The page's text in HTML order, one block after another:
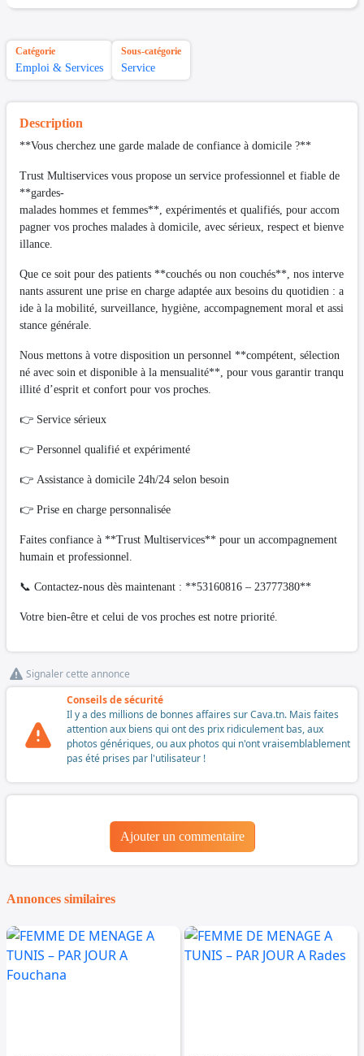
Catégorie
Emploi & Services
Sous-catégorie
Service
Description
**Vous cherchez une garde malade de confiance à domicile ?**
Trust Multiservices vous propose un service professionnel et fiable de
**gardes-
malades hommes et femmes**, expérimentés et qualifiés, pour accom
pagner vos proches malades à domicile, avec sérieux, respect et bienve
illance.
Que ce soit pour des patients **couchés ou non couchés**, nos interve
nants assurent une prise en charge adaptée aux besoins du quotidien : a
ide à la mobilité, surveillance, hygiène, accompagnement moral et assi
stance générale.
Nous mettons à votre disposition un personnel **compétent, sélection
né avec soin et disponible à la mensualité**, pour vous garantir tranqu
illité d’esprit et confort pour vos proches.
👉 Service sérieux
👉 Personnel qualifié et expérimenté
👉 Assistance à domicile 24h/24 selon besoin
👉 Prise en charge personnalisée
Faites confiance à **Trust Multiservices** pour un accompagnement
humain et professionnel.
📞 Contactez-nous dès maintenant : **53160816 – 23777380**
Votre bien-être et celui de vos proches est notre priorité.
Signaler cette annonce
Conseils de sécurité
Il y a des millions de bonnes affaires sur Cava.tn. Mais faites
attention aux biens qui ont des prix ridiculement bas, aux
photos génériques, ou aux photos qui n'ont vraisemblablement
pas été prises par l'utilisateur !
Ajouter un commentaire
Annonces similaires